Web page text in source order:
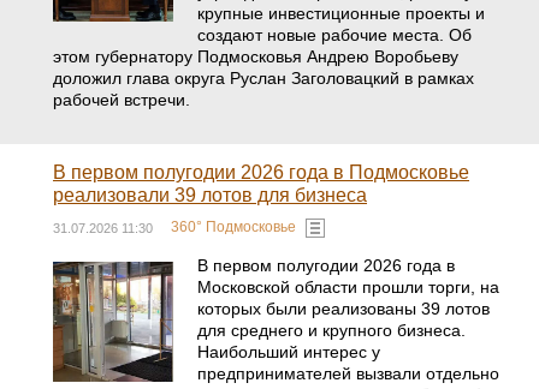
крупные инвестиционные проекты и
создают новые рабочие места. Об
этом губернатору Подмосковья Андрею Воробьеву
доложил глава округа Руслан Заголовацкий в рамках
рабочей встречи.
В первом полугодии 2026 года в Подмосковье
реализовали 39 лотов для бизнеса
31.07.2026 11:30 360° Подмосковье
В первом полугодии 2026 года в
Московской области прошли торги, на
которых были реализованы 39 лотов
для среднего и крупного бизнеса.
Наибольший интерес у
предпринимателей вызвали отдельно